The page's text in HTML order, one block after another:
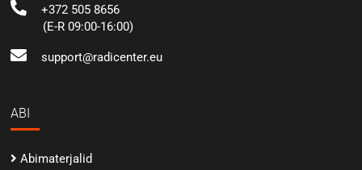
+372 505 8656
(E-R 09:00-16:00)
support@radicenter.eu
ABI
Abimaterjalid